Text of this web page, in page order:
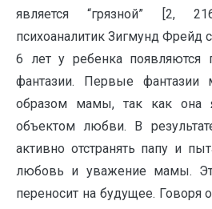
является “грязной” [2,
психоаналитик Зигмунд Фрейд
6 лет у ребенка появляются
фантазии. Первые фантазии
образом мамы, так как она
объектом любви. В
активно отстранять папу и
любовь и уважение мамы.
переносит на будущее. Говоря